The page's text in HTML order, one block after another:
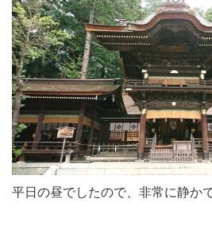
平日の昼でしたので、非常に静か